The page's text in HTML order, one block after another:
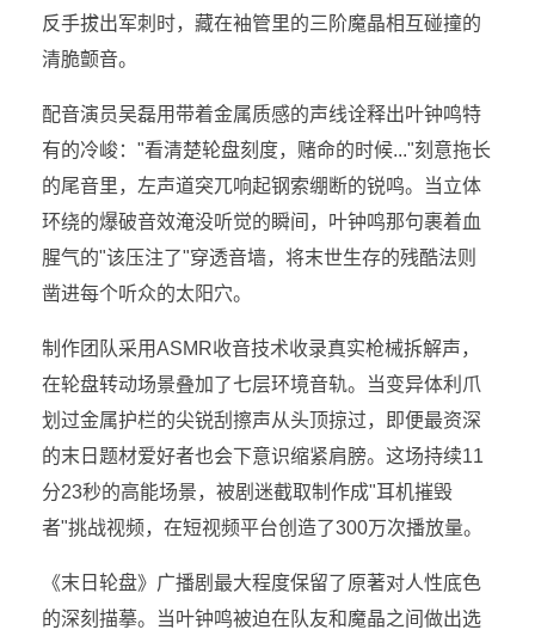
反手拔出军刺时，藏在袖管里的三阶魔晶相互碰撞的
清脆颤音。
配音演员吴磊用带着金属质感的声线诠释出叶钟鸣特
有的冷峻："看清楚轮盘刻度，赌命的时候..."刻意拖长
的尾音里，左声道突兀响起钢索绷断的锐鸣。当立体
环绕的爆破音效淹没听觉的瞬间，叶钟鸣那句裹着血
腥气的"该压注了"穿透音墙，将末世生存的残酷法则
凿进每个听众的太阳穴。
制作团队采用ASMR收音技术收录真实枪械拆解声，
在轮盘转动场景叠加了七层环境音轨。当变异体利爪
划过金属护栏的尖锐刮擦声从头顶掠过，即便最资深
的末日题材爱好者也会下意识缩紧肩膀。这场持续11
分23秒的高能场景，被剧迷截取制作成"耳机摧毁
者"挑战视频，在短视频平台创造了300万次播放量。
《末日轮盘》广播剧最大程度保留了原著对人性底色
的深刻描摹。当叶钟鸣被迫在队友和魔晶之间做出选